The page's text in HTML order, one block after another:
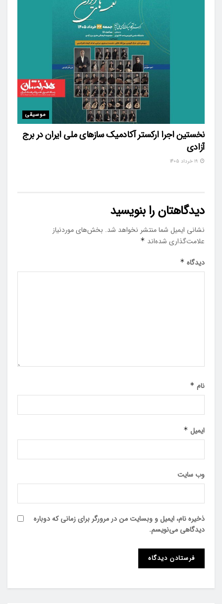
موسیقی
نخستین اجرا ارکستر آکادمیک سازهای ملی ایران در برج
آزادی
دیدگاهتان را بنویسید
نشانی ایمیل شما منتشر نخواهد شد. بخش‌های موردنیاز
علامت‌گذاری شده‌اند *
دیدگاه *
نام *
ایمیل *
وب‌ سایت
ذخیره نام، ایمیل و وبسایت من در مرورگر برای زمانی که دوباره
دیدگاهی می‌نویسم.